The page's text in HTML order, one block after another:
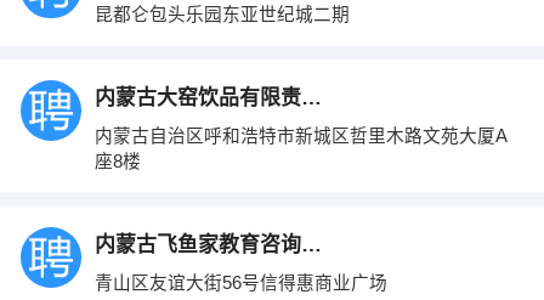
昆都仑包头乐园东亚世纪城二期
内蒙古大窑饮品有限责任公司
内蒙古自治区呼和浩特市新城区哲里木路文苑大厦A
座8楼
内蒙古飞鱼家教育咨询有限公司
青山区友谊大街56号信得惠商业广场